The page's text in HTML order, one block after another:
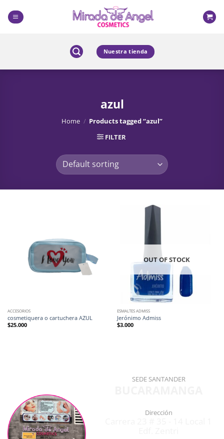
content
Nuestra tienda
azul
Home / Products tagged “azul”
FILTER
ACCESORIOS
cosmetiquera o cartuchera AZUL
$25.000
OUT OF STOCK
ESMALTES ADMISS
Jerónimo Admiss
$3.000
SEDE SANTANDER
Dirección